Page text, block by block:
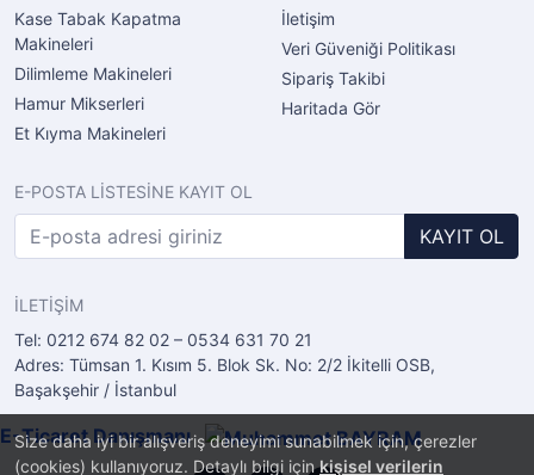
Size daha iyi bir alışveriş deneyimi sunabilmek için, çerezler
(cookies) kullanıyoruz. Detaylı bilgi içinkişisel verilerin
Kase Tabak Kapatma
Makineleri
Dilimleme Makineleri
Hamur Mikserleri
Et Kıyma Makineleri
İletişim
Veri Güveniği Politikası
Sipariş Takibi
Haritada Gör
E-POSTA LİSTESİNE KAYIT OL
KAYIT OL
İLETİŞİM
Tel: 0212 674 82 02 – 0534 631 70 21
Adres: Tümsan 1. Kısım 5. Blok Sk. No: 2/2 İkitelli OSB,
Başakşehir / İstanbul
E-Ticaret Danışmanı